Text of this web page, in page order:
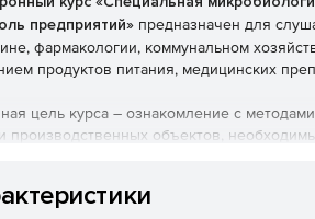
предприятий» предназначен для
фармакологии, коммунальном
продуктов питания, медицинских
цель курса – ознакомление с
производственных объектов,
курса